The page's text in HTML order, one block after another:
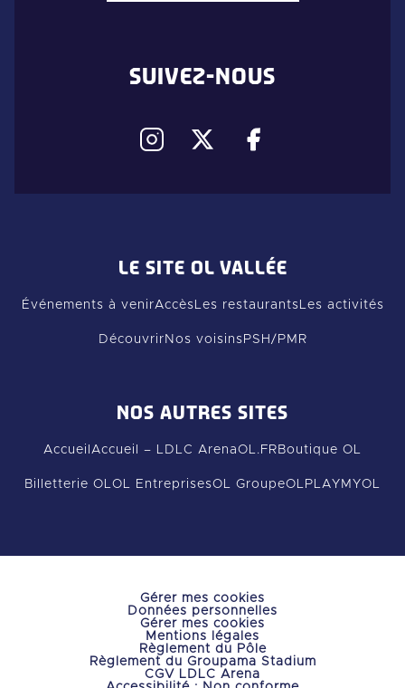
SUIVEZ-NOUS
LE SITE OL VALLÉE
Événements à venirAccèsLes restaurantsLes activités
Découvrir Nos voisins PSH/PMR
NOS AUTRES SITES
Accueil Accueil – LDLC ArenaOL.FR Boutique OL
Billetterie OLOL EntreprisesOL GroupeOLPLAY MYOL
Gérer mes cookies
Données personnelles
Gérer mes cookies
Mentions légales
Règlement du Pôle
Règlement du Groupama Stadium
CGV LDLC Arena